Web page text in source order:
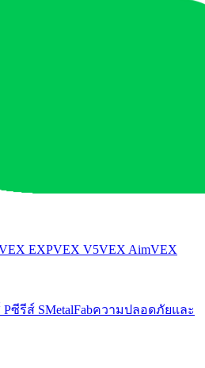
EXPVEX V5VEX AimVEX
Pซีรีส์ SMetalFabความปลอดภัยและ